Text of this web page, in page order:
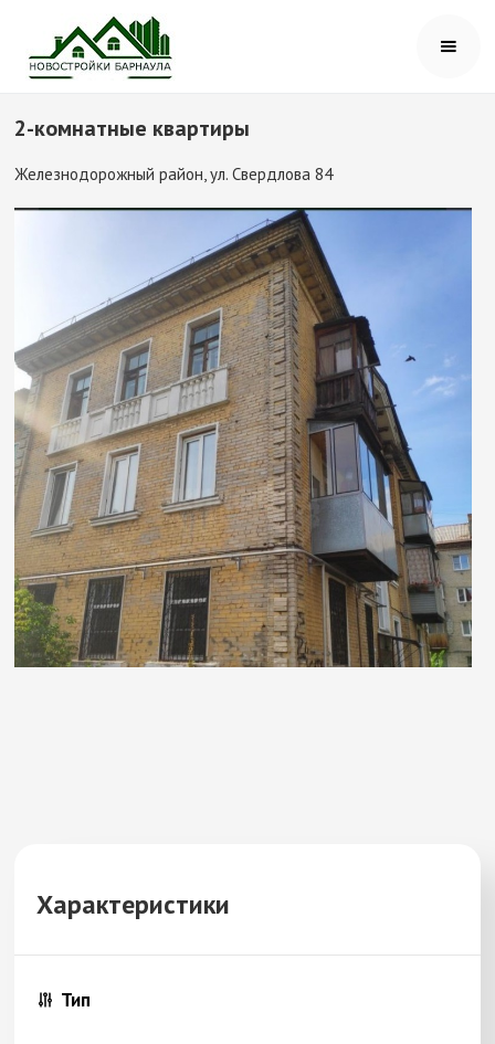
2-комнатные квартиры
Железнодорожный район, ул. Свердлова 84
Характеристики
Тип